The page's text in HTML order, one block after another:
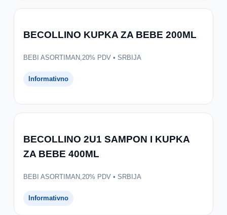
BECOLLINO KUPKA ZA BEBE 200ML
BEBI ASORTIMAN,20% PDV • SRBIJA
Informativno
BECOLLINO 2U1 SAMPON I KUPKA
ZA BEBE 400ML
BEBI ASORTIMAN,20% PDV • SRBIJA
Informativno